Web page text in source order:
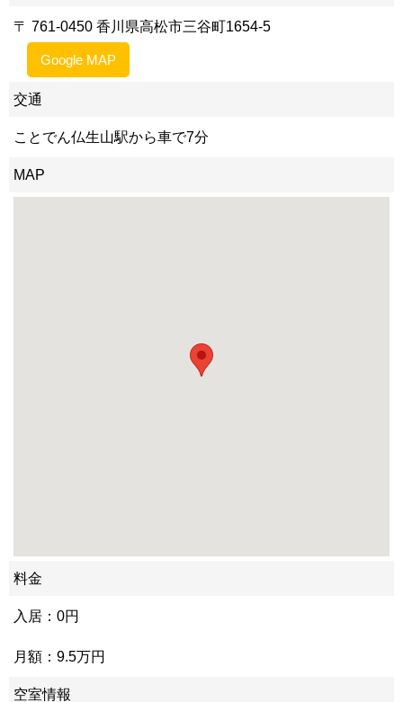
〒 761-0450 香川県高松市三谷町1654-5
Google MAP
交通
ことでん仏生山駅から車で7分
MAP
料金
入居：0円
月額：9.5万円
空室情報